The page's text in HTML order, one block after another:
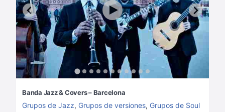
Banda Jazz & Covers – Barcelona
Grupos de Jazz, Grupos de versiones, Grupos de Soul